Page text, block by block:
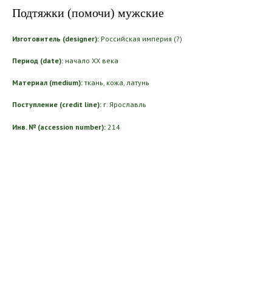
Подтяжки (помочи) мужские
Изготовитель (designer): Российская империя (?)
Период (date): начало ХХ века
Материал (medium): ткань, кожа, латунь
Поступление (credit line): г. Ярославль
Инв. № (accession number): 214